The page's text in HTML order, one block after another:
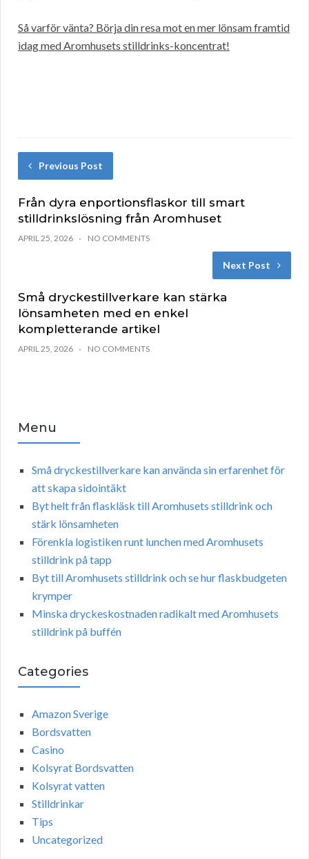
Så varför vänta? Börja din resa mot en mer lönsam framtid
idag med Aromhusets stilldrinks-koncentrat!
Previous Post
Från dyra enportionsflaskor till smart
stilldrinkslösning från Aromhuset
APRIL 25, 2026 NO COMMENTS
Next Post
Små dryckestillverkare kan stärka
lönsamheten med en enkel
kompletterande artikel
APRIL 25, 2026 NO COMMENTS
Menu
Små dryckestillverkare kan använda sin erfarenhet för
att skapa sidointäkt
Byt helt från flaskläsk till Aromhusets stilldrink och
stärk lönsamheten
Förenkla logistiken runt lunchen med Aromhusets
stilldrink på tapp
Byt till Aromhusets stilldrink och se hur flaskbudgeten
krymper
Minska dryckeskostnaden radikalt med Aromhusets
stilldrink på buffén
Categories
Amazon Sverige
Bordsvatten
Casino
Kolsyrat Bordsvatten
Kolsyrat vatten
Stilldrinkar
Tips
Uncategorized